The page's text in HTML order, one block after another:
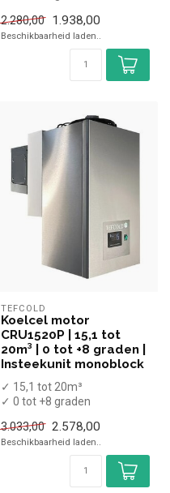
✓ 905 Watt
✓ Stekke...
2.280,00 1.938,00
Beschikbaarheid laden..
TEFCOLD
Koelcel motor
CRU1520P | 15,1 tot
20m³ | 0 tot +8 graden |
Insteekunit monoblock
✓ 15,1 tot 20m³
✓ 0 tot +8 graden
✓ 960 Watt
✓ Stekk...
3.033,00 2.578,00
Beschikbaarheid laden..